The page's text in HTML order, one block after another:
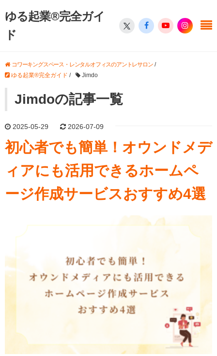
ゆる起業®完全ガイ
ド
コワーキングスペース・レンタルオフィスのアントレサロン/
ゆる起業®完全ガイド / Jimdo
Jimdoの記事一覧
2025-05-29 2026-07-09
初心者でも簡単！オウンドメデ
ィアにも活用できるホームペ
ージ作成サービスおすすめ4選